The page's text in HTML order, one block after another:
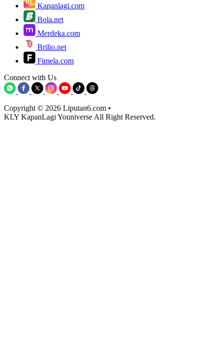
Kapanlagi.com
Bola.net
Merdeka.com
Brilio.net
Fimela.com
Connect with Us
Copyright © 2026 Liputan6.com •
KLY KapanLagi Youniverse All Right Reserved.